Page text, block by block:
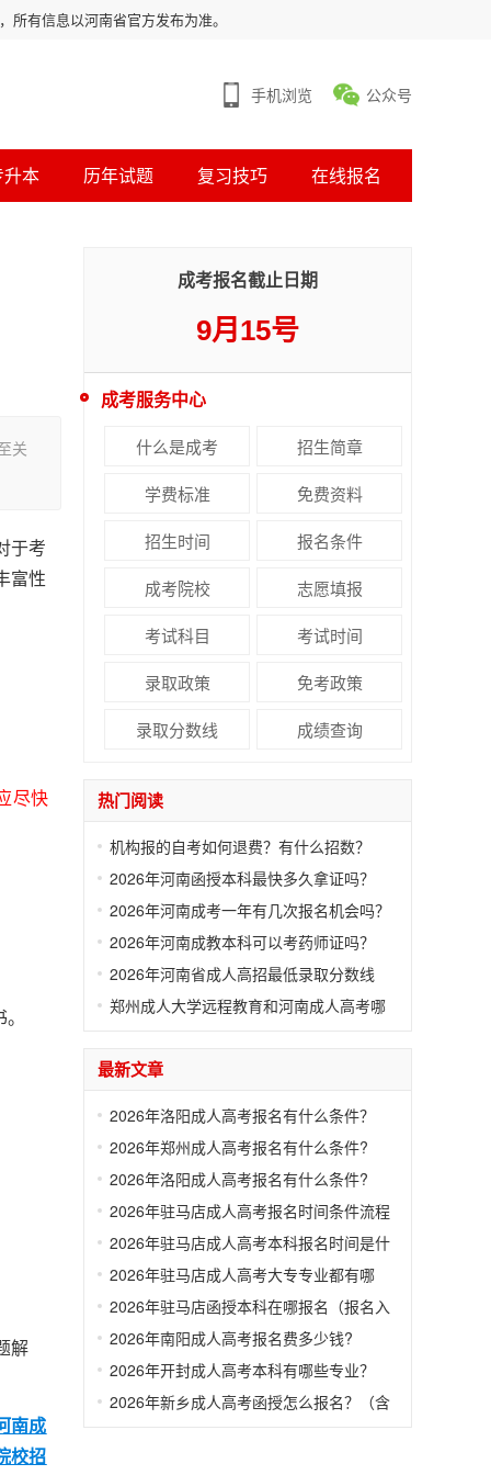
有信息以河南省官方发布为准。
手机浏览 公众号
升本 历年试题 复习技巧 在线报名
关
于考
富性
尽快
解
南成
校招
成考报名截止日期
9月15号
成考服务中心
什么是成考 招生简章
学费标准 免费资料
招生时间 报名条件
成考院校 志愿填报
考试科目 考试时间
录取政策 免考政策
录取分数线 成绩查询
热门阅读
机构报的自考如何退费？有什么招数？
2026年河南函授本科最快多久拿证吗？
2026年河南成考一年有几次报名机会吗？
2026年河南成教本科可以考药师证吗？
2026年河南省成人高招最低录取分数线
（公布）
郑州成人大学远程教育和河南成人高考哪
最新文章
2026年洛阳成人高考报名有什么条件？
（含报名流程）
2026年郑州成人高考报名有什么条件?
（含报名流程）
2026年洛阳成人高考报名有什么条件?
（含报名流程）
2026年驻马店成人高考报名时间条件流程
汇总
2026年驻马店成人高考本科报名时间是什
么时候？（含报名条件）
2026年驻马店成人高考大专专业都有哪
些？
2026年驻马店函授本科在哪报名（报名入
口）
2026年南阳成人高考报名费多少钱?
2026年开封成人高考本科有哪些专业？
2026年新乡成人高考函授怎么报名？（含